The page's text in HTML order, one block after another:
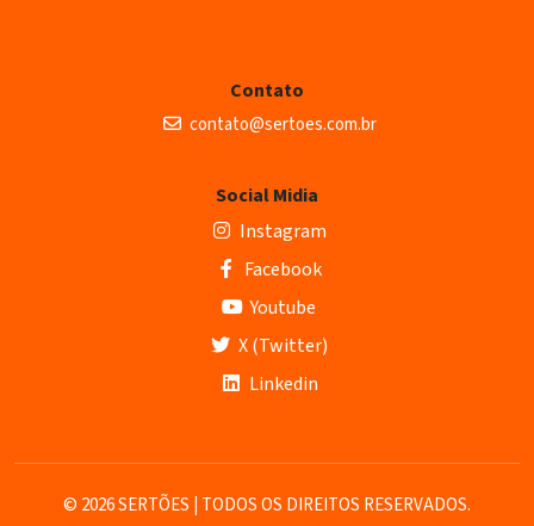
Contato
contato@sertoes.com.br
Social Midia
Instagram
Facebook
Youtube
X (Twitter)
Linkedin
© 2026 SERTÕES | TODOS OS DIREITOS RESERVADOS.